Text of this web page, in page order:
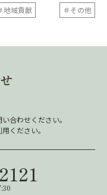
地域貢献 ＃その他
合わせください。
ください。